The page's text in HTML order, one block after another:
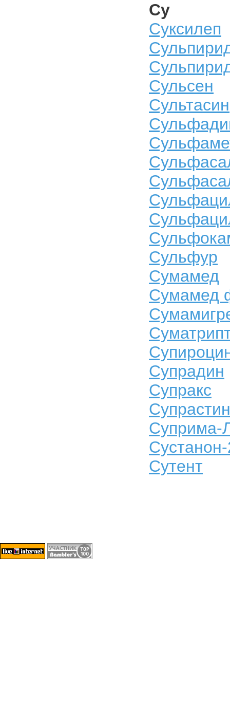
Су
Суксилеп
Сульсен
Сультасин
Сульфур
Сумамед
Сумамед
Супрадин
Супракс
Супрастин
Сутент